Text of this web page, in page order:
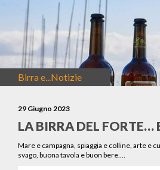
Birra e...Notizie
29 Giugno 2023
LA BIRRA DEL FORTE…
Mare e campagna, spiaggia e colline, arte e
svago, buona tavola e buon bere.…